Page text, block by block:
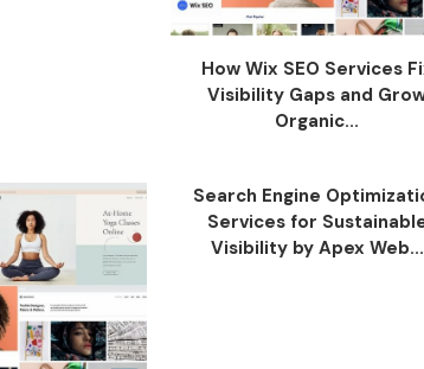
How Wix SEO Services
Visibility Gaps and
Organic...
Search Engine
Services for
Visibility by Apex Web...